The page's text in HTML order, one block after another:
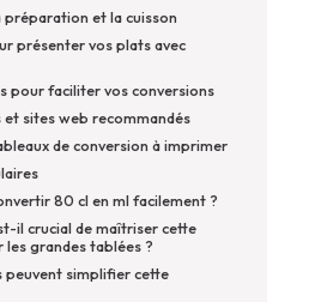
et la cuisson
présenter vos plats avec
pour faciliter vos conversions
sites web recommandés
de conversion à imprimer
80 cl en ml facilement ?
il crucial de maîtriser cette
grandes tablées ?
peuvent simplifier cette